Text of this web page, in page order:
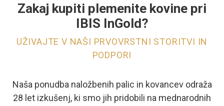
Zakaj kupiti plemenite kovine pri
IBIS InGold?
UŽIVAJTE V NAŠI PRVOVRSTNI STORITVI IN
PODPORI
Naša ponudba naložbenih palic in kovancev odraža
28 let izkušenj, ki smo jih pridobili na mednarodnih